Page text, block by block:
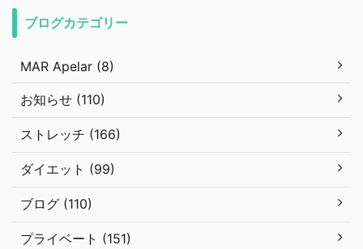
ブログカテゴリー
MAR Apelar (8)
お知らせ (110)
ストレッチ (166)
ダイエット (99)
ブログ (110)
プライベート (151)